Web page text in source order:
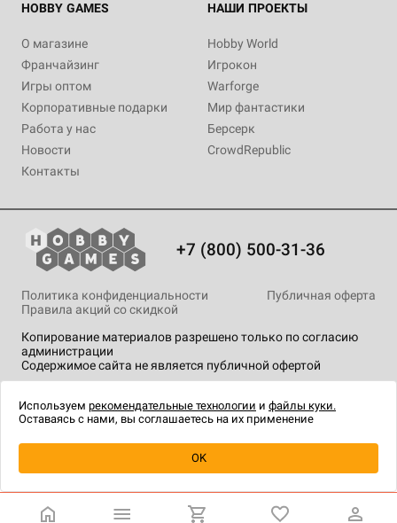
Уведомить о наличии
HOBBY GAMES
О магазине
Франчайзинг
Игры оптом
Корпоративные подарки
Работа у нас
Новости
Контакты
НАШИ ПРОЕКТЫ
Hobby World
Игрокон
Warforge
Мир фантастики
Берсерк
CrowdRepublic
+7 (800) 500-31-36
Копирование материалов разрешено только по согласию
администрации
Содержимое сайта не является публичной офертой
Политика конфиденциальности
Публичная оферта
Правила акций со скидкой
технологии.
Используем рекомендательные технологии и файлы куки.
Оставаясь с нами, вы соглашаетесь на их применение
OK